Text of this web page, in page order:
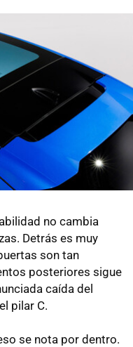
no cambia
Detrás es muy
son tan
posteriores sigue
caída del
pilar C.
se nota por dentro.